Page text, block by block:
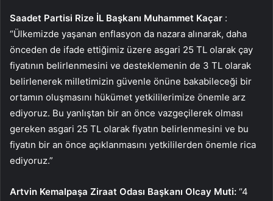
Saadet Partisi Rize İL Başkanı Muhammet Kaçar :
“Ülkemizde yaşanan enflasyon da nazara alınarak, daha
önceden de ifade ettiğimiz üzere asgari 25 TL olarak çay
fiyatının belirlenmesini ve desteklemenin de 3 TL olarak
belirlenerek milletimizin güvenle önüne bakabileceği bir
ortamın oluşmasını hükümet yetkililerimize önemle arz
ediyoruz. Bu yanlıştan bir an önce vazgeçilerek olması
gereken asgari 25 TL olarak fiyatın belirlenmesini ve bu
fiyatın bir an önce açıklanmasını yetkililerden önemle rica
ediyoruz.”
Artvin Kemalpaşa Ziraat Odası Başkanı Olcay Muti: “4